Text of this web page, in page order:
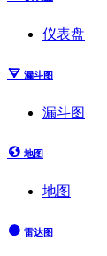
仪表盘
漏斗图
漏斗图
地图
地图
雷达图